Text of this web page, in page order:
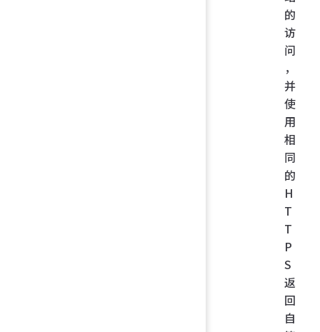
的
访
问
，
并
使
用
相
同
的
H
T
T
P
S
返
回
自